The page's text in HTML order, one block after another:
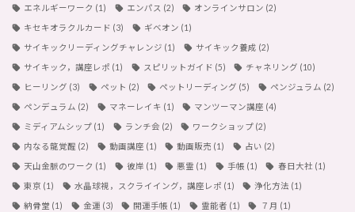
エネルギーワーク (1) エンパス (2) オンラインサロン (2)
キセキオラクルカード (3) ギベオン (1)
サイキックリーディングチャレンジ (1) サイキック養成 (2)
サイキック，講座レポ (1) スピリットガイド (5) チャネリング (10)
ヒーリング (3) ペット (2) ペットリーディング (5) ペンジュラム (2)
ペンデュラム (2) マネーレイキ (1) マンツーマン講座 (4)
ミディアムシップ (1) ランチ会 (2) ワークショップ (2)
内なる龍覚醒 (2) 動画講座 (1) 動画販売 (1) 占い (2)
天山金脈のワーク (1) 彼岸 (1) 悪霊 (1) 手帳 (1) 春日大社 (1)
東京 (1) 水晶球視，スクライイング，講座レポ (1) 浄化方法 (1)
納骨堂 (1) 金運 (3) 開運手帳 (1) 霊能者 (1) ７月 (1)